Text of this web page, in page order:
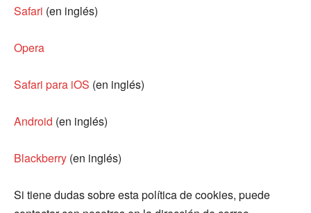
Safari (en inglés)
Opera
Safari para iOS (en inglés)
Android (en inglés)
Blackberry (en inglés)
Si tiene dudas sobre esta política de cookies, puede